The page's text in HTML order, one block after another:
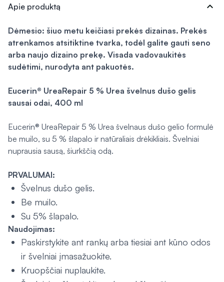
Apie produktą expand_more
Dėmesio: šiuo metu keičiasi prekės dizainas. Prekės
atrenkamos atsitiktine tvarka, todėl galite gauti seno
arba naujo dizaino prekę. Visada vadovaukitės
sudėtimi, nurodyta ant pakuotės.
Eucerin® UreaRepair 5 % Urea švelnus dušo gelis
sausai odai, 400 ml
Eucerin® UreaRepair 5 % Urea švelnaus dušo gelio formulė
be muilo, su 5 % šlapalo ir natūraliais drėkikliais. Švelniai
nuprausia sausą, šiurkščią odą.
PRVALUMAI:
Švelnus dušo gelis.
Be muilo.
Su 5% šlapalo.
Naudojimas:
Paskirstykite ant rankų arba tiesiai ant kūno odos
ir švelniai įmasažuokite.
Kruopščiai nuplaukite.